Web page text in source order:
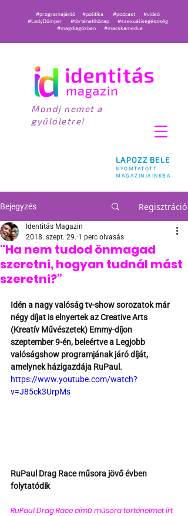
LAPOZZ BELE
NYOMTATOTT
MAGAZINJAINKBA
#programajánló #politika #podcast
#videó
#LadyDömper
#történetihónap
#szexuálisegészség
#magdiagőzben
#macskamedve
Mondj nemet a
gyűlöletre!
Bejegyzés Regisztráció
"Ha nem tudod önmagad
szeretni, hogyan tudnál mást
szeretni?”
Identitás Magazin
2018. szept. 29. 1 perc olvasás
Idén a nagy valóság tv-show sorozatok már
négy díjat is elnyertek az Creative Arts
(Kreatív Művészetek) Emmy-díjon
szeptember 9-én, beleértve a Legjobb
valóságshow programjának járó díját,
amelynek házigazdája RuPaul.
https://www.youtube.com/watch?
v=J85ck3UrpMs
RuPaul Drag Race műsora jövő évben
folytatódik
RuPaul Drag Race című műsora történelmet írt